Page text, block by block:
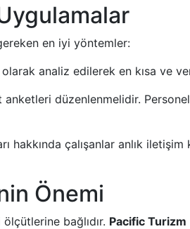
en iyi yöntemler:
analiz edilerek en kısa ve
düzenlenmelidir.
çalışanlar anlık iletişim
Önemi
bağlıdır. Pacific Turizm